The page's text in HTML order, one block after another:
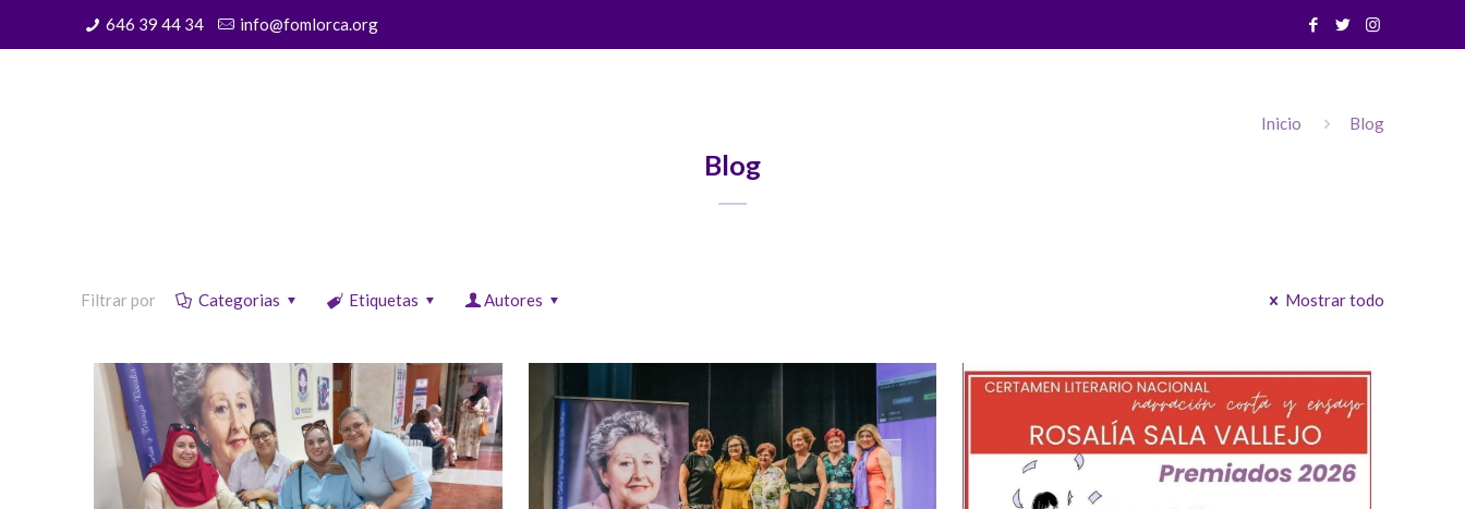
646 39 44 34 info@fomlorca.org
Inicio Blog
Blog
Filtrar por Categorias Etiquetas Autores Mostrar todo